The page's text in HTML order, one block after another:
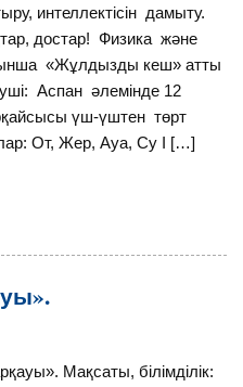
интеллектісін дамыту.
достар! Физика және
«Жұлдызды кеш» атты
Аспан әлемінде 12
үш-үштен төрт
От, Жер, Ауа, Су І […]
Мақсаты, білімділік: